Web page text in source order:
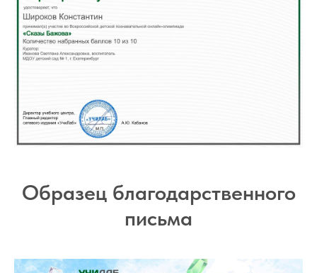
Образец благодарственного
письма